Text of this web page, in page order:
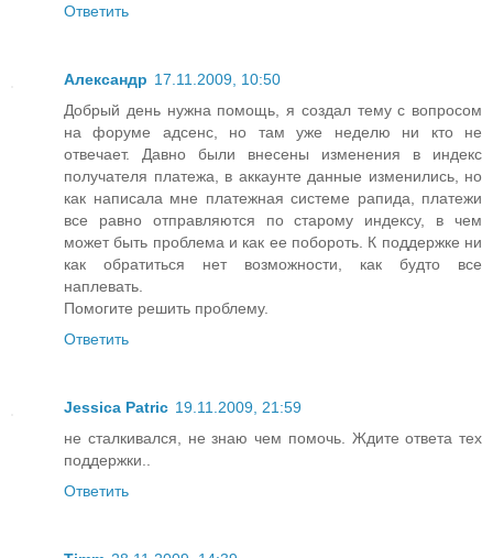
Ответить
Александр 17.11.2009, 10:50
Добрый день нужна помощь, я создал тему с вопросом
на форуме адсенс, но там уже неделю ни кто не
отвечает. Давно были внесены изменения в индекс
получателя платежа, в аккаунте данные изменились, но
как написала мне платежная системе рапида, платежи
все равно отправляются по старому индексу, в чем
может быть проблема и как ее побороть. К поддержке ни
как обратиться нет возможности, как будто все
наплевать.
Помогите решить проблему.
Ответить
Jessica Patric 19.11.2009, 21:59
не сталкивался, не знаю чем помочь. Ждите ответа тех
поддержки..
Ответить